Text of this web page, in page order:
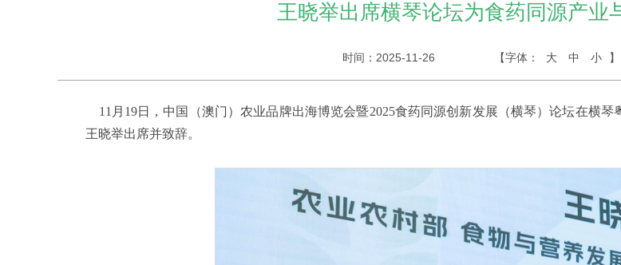
王晓举出席横琴论坛为食药同源产业
时间： 2025-11-26 【字体： 大 中 小 】
11月19日，中国（澳门）农业品牌出海博览会暨2025食药同源创新发展（横琴）论坛在横
王晓举出席并致辞。